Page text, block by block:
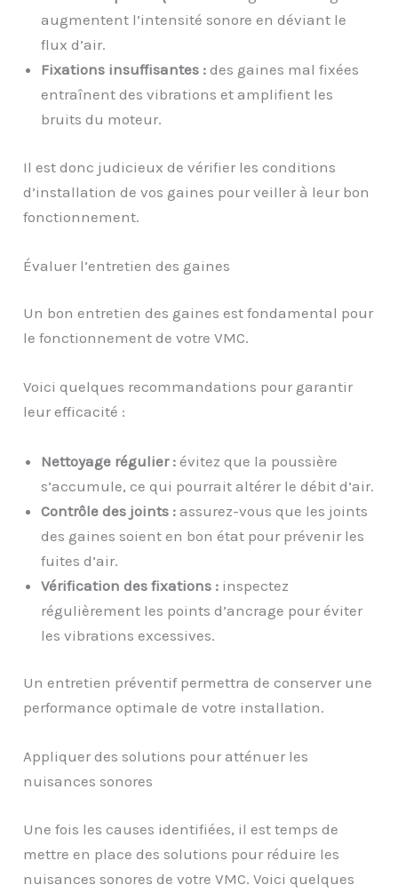
augmentent l’intensité sonore en déviant le
flux d’air.
Fixations insuffisantes : des gaines mal fixées
entraînent des vibrations et amplifient les
bruits du moteur.
Il est donc judicieux de vérifier les conditions
d’installation de vos gaines pour veiller à leur bon
fonctionnement.
Évaluer l’entretien des gaines
Un bon entretien des gaines est fondamental pour
le fonctionnement de votre VMC.
Voici quelques recommandations pour garantir
leur efficacité :
Nettoyage régulier : évitez que la poussière
s’accumule, ce qui pourrait altérer le débit d’air.
Contrôle des joints : assurez-vous que les joints
des gaines soient en bon état pour prévenir les
fuites d’air.
Vérification des fixations : inspectez
régulièrement les points d’ancrage pour éviter
les vibrations excessives.
Un entretien préventif permettra de conserver une
performance optimale de votre installation.
Appliquer des solutions pour atténuer les
nuisances sonores
Une fois les causes identifiées, il est temps de
mettre en place des solutions pour réduire les
nuisances sonores de votre VMC. Voici quelques